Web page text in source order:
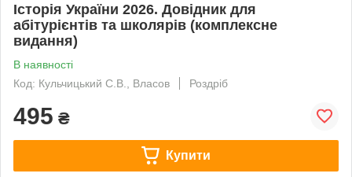
Історія України 2026. Довідник для
абітурієнтів та школярів (комплексне
видання)
В наявності
Код: Кульчицький С.В., Власов
Роздріб
495 ₴
Купити